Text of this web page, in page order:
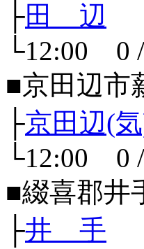
├田 辺
└12:00
■京田辺市
├京田辺(
└12:00
■綴喜郡井
├井 手